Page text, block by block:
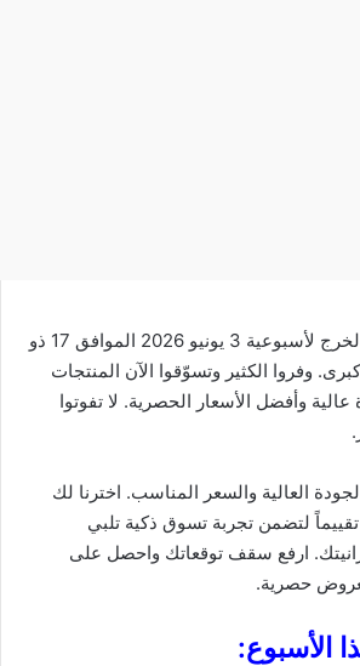
عروض لولو الرياض والخرج لأسبوعية 3 يونيو 2026 الموافق 17 ذو
كبرى. وفروا الكثير وتسوّقوا الآن المنتجات
عالية وأفضل الأسعار الحصرية. لا تفوتوا
العالية والسعر المناسب. اخترنا لك
لتضمن تجربة تسوق ذكية تلبي
ارفع سقف توقعاتك واحصل على
حصرية.
الأسبوع: